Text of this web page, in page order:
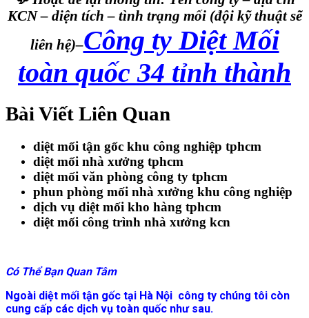
KCN – diện tích – tình trạng mối(đội kỹ thuật sẽ
liên hệ)–Công ty Diệt Mối
toàn quốc 34 tỉnh thành
Bài Viết Liên Quan
diệt mối tận gốc khu công nghiệp tphcm
diệt mối nhà xưởng tphcm
diệt mối văn phòng công ty tphcm
phun phòng mối nhà xưởng khu công nghiệp
dịch vụ diệt mối kho hàng tphcm
diệt mối công trình nhà xưởng kcn
Có Thể Bạn Quan Tâm
Ngoài diệt mối tận gốc tại Hà Nội công ty chúng tôi còn
cung cấp các dịch vụ toàn quốc như sau.